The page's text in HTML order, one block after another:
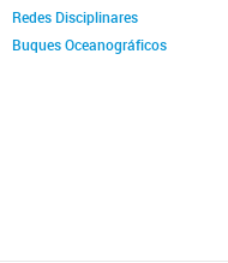
Redes Disciplinares
Buques Oceanográficos